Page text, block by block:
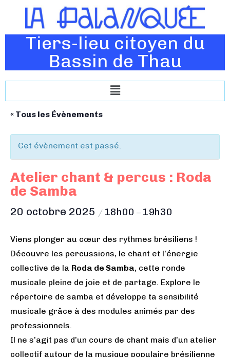
Tiers-lieu citoyen du
Bassin de Thau
« Tous les Évènements
Cet évènement est passé.
Atelier chant & percus : Roda
de Samba
20 octobre 2025 / 18h00 – 19h30
Viens plonger au cœur des rythmes brésiliens !
Découvre les percussions, le chant et l’énergie
collective de la Roda de Samba, cette ronde
musicale pleine de joie et de partage. Explore le
répertoire de samba et développe ta sensibilité
musicale grâce à des modules animés par des
professionnels.
Il ne s’agit pas d’un cours de chant mais d’un atelier
collectif autour de la musique populaire brésilienne